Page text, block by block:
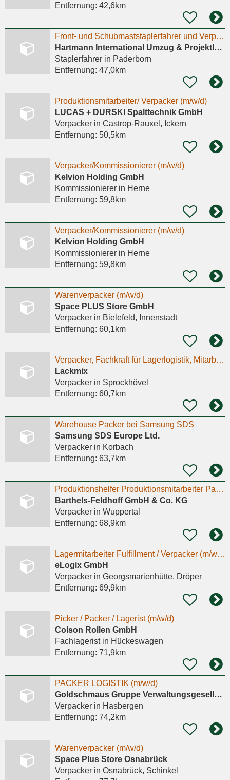
Entfernung: 42,6km
Front- und Schubmaststaplerfahrer und Verpacker (m/w/d) in Salzkotten
Hartmann International Umzug & Projektlogistik GmbH & Co. KG
Staplerfahrerin Paderborn
Entfernung: 47,0km
Produktionsmitarbeiter/ Verpacker (m/w/d)
LUCAS + DURSKI Spalttechnik GmbH
Verpackerin Castrop-Rauxel, Ickern
Entfernung: 50,5km
Verpacker/Kommissionierer (m/w/d)
Kelvion Holding GmbH
Kommissioniererin Herne
Entfernung: 59,8km
Verpacker/Kommissionierer (m/w/d)
Kelvion Holding GmbH
Kommissioniererin Herne
Entfernung: 59,8km
Warenverpacker (m/w/d)
Space PLUS Store GmbH
Verpackerin Bielefeld, Innenstadt
Entfernung: 60,1km
Verpacker, Fachkraft für Lagerlogistik, Mitarbeiter in Produktion. Minijob, Teilzeit, Vollzeit.
Lackmix
Verpackerin Sprockhövel
Entfernung: 60,7km
Warehouse Packer bei Samsung SDS
Samsung SDS Europe Ltd.
Verpackerin Korbach
Entfernung: 63,7km
Produktionshelfer Produktionsmitarbeiter Packer (m/w/d)
Barthels-Feldhoff GmbH & Co. KG
Verpackerin Wuppertal
Entfernung: 68,9km
Lagermitarbeiter Fulfillment / Verpacker (m/w/d)
eLogix GmbH
Verpackerin Georgsmarienhütte, Dröper
Entfernung: 69,9km
Picker / Packer / Lagerist (m/w/d)
Colson Rollen GmbH
Fachlageristin Hückeswagen
Entfernung: 71,9km
PACKER LOGISTIK (m/w/d)
Goldschmaus Gruppe Verwaltungsgesellschaft mbH
Verpackerin Hasbergen
Entfernung: 74,2km
Warenverpacker (m/w/d)
Space Plus Store Osnabrück
Verpackerin Osnabrück, Schinkel